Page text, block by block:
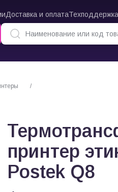
Доставка и оплатаТехподдержка
принтер
Postek Q8